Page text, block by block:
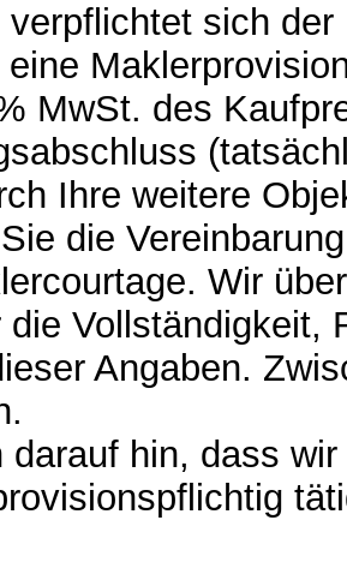
verpflichtet sich
MwSt. des
Ihre weitere
die
Wir
die Vollständigkeit,
Angaben.
darauf hin, dass